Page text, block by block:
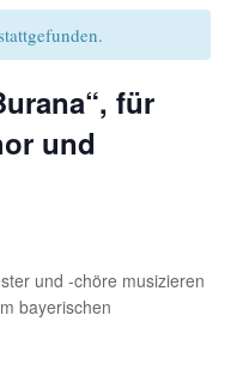
für
und
und -chöre musizieren
bayerischen